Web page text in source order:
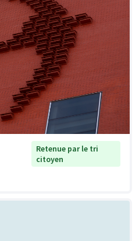
Retenue par le tri
citoyen